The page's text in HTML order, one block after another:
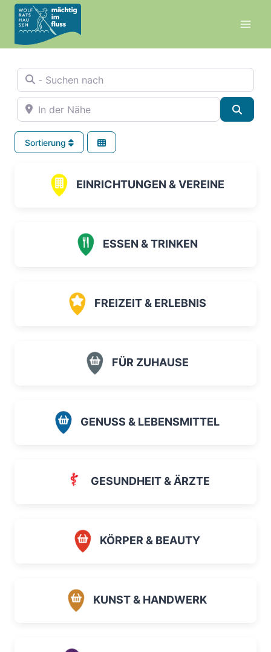
Zum
Inhalt
springen
- Suchen nach
In der Nähe
Sortierung
EINRICHTUNGEN & VEREINE
ESSEN & TRINKEN
FREIZEIT & ERLEBNIS
FÜR ZUHAUSE
GENUSS & LEBENSMITTEL
GESUNDHEIT & ÄRZTE
KÖRPER & BEAUTY
KUNST & HANDWERK